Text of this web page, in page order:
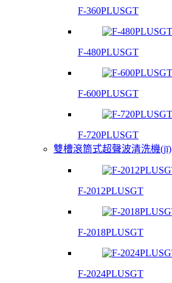
F-360PLUSGT
F-480PLUSGT
F-600PLUSGT
F-720PLUSGT
雙槽滾筒式超聲波清洗機(jī)
F-2012PLUSGT
F-2018PLUSGT
F-2024PLUSGT